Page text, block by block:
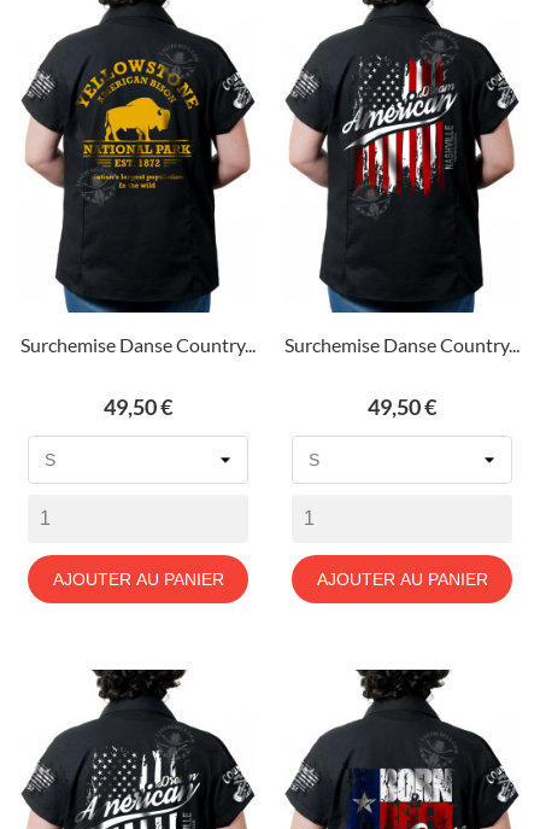
Surchemise Danse Country...
Prix
49,50 €
AJOUTER AU PANIER
Surchemise Danse Country...
Prix
49,50 €
AJOUTER AU PANIER